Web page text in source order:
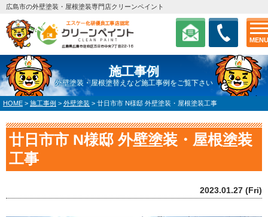
MENU
広島市の外壁塗装・屋根塗装専門店クリーンペイント
施工事例
外壁塗装・屋根塗替えなど施工事例をご覧下さい
HOME > 施工事例 > 外壁塗装 > 廿日市市 N様邸 外壁塗装・屋根塗装工事
廿日市市 N様邸 外壁塗装・屋根塗装
工事
2023.01.27 (Fri)